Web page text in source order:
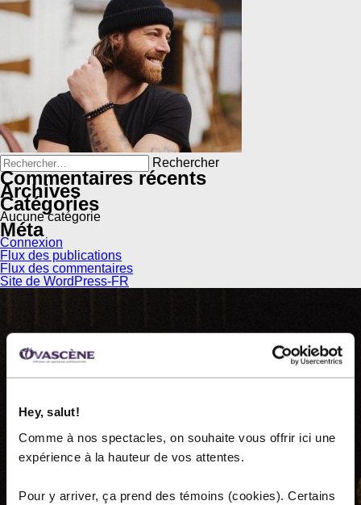
Hey, salut!
Comme à nos spectacles, on souhaite vous offrir ici une
expérience à la hauteur de vos attentes.
Pour y arriver, ça prend des témoins (cookies). Certains
Rechercher :
Commentaires récents
Archives
Catégories
Aucune catégorie
Méta
Connexion
Flux des publications
Flux des commentaires
Site de WordPress-FR
Ovascène, diffuseur de spectacles professionnels, est
une organisation à but non lucratif fondée en 1983.
Nous présentons près de 60 représentations